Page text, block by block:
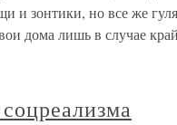
и зонтики, но все же
дома лишь в случае